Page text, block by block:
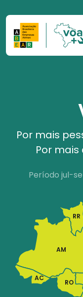
Pular para o
Por mais
Por
Período jul-
RR
AM
AC
RO